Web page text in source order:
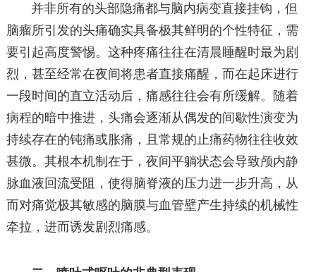
并非所有的头部隐痛都与脑内病变直接挂钩，但
脑瘤所引发的头痛确实具备极其鲜明的个性特征，需
要引起高度警惕。这种疼痛往往在清晨睡醒时最为剧
烈，甚至经常在夜间将患者直接痛醒，而在起床进行
一段时间的直立活动后，痛感往往会有所缓解。随着
病程的暗中推进，头痛会逐渐从偶发的间歇性演变为
持续存在的钝痛或胀痛，且常规的止痛药物往往收效
甚微。其根本机制在于，夜间平躺状态会导致颅内静
脉血液回流受阻，使得脑脊液的压力进一步升高，从
而对痛觉极其敏感的脑膜与血管壁产生持续的机械性
牵拉，进而诱发剧烈痛感。